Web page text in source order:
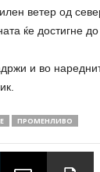
ветер од
ќе достигне
и во
ПРОМЕНЛИВО